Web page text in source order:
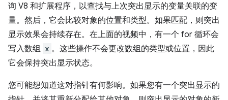
询 V8 和扩展程序，以查找与上次突出显示的变量关联的变
量。然后，它会比较对象的位置和类型。如果匹配，则突出
显示效果会持续存在。在上面的视频中，有一个 for 循环会
写入数组 x 。这些操作不会更改数组的类型或位置，因此
它会保持突出显示状态。
您可能想知道这对指针有何影响。如果您有一个突出显示的